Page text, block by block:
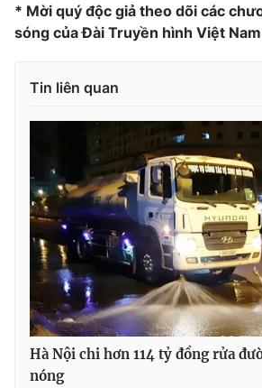
Theo dõi báo trên
Cơ quan chủ quản:
Đài Truyền hình Việt
Cơ quan báo chí:Thời báo VTV
Giấy phép hoạt động báo in và báo điện
cấp ngày 29/12/2023
Tổng Biên tập:Vũ Thanh Thủy
Phó Tổng Biên tập:
Nguyễn Thị Mỹ Hạnh,
Nguyễn Trọng Ninh
Tổng đài VTV:
* Mời quý độc giả theo dõi các
sóng của Đài Truyền hình Việt
Tin liên quan
Hà Nội chi hơn 114 tỷ đồng rửa
nóng